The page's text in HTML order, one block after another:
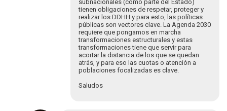
subnacionales (como parte del Estado)
tienen obligaciones de respetar, proteger y
realizar los DDHH y para esto, las políticas
públicas son vectores clave. La Agenda 2030
requiere que pongamos en marcha
transformaciones estructurales y estas
transformaciones tiene que servir para
acortar la distancia de los que se quedan
atrás, y para eso las cuotas o atención a
poblaciones focalizadas es clave.
Saludos